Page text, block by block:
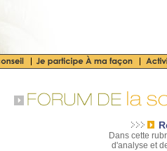
Dans cette
d'analyse et